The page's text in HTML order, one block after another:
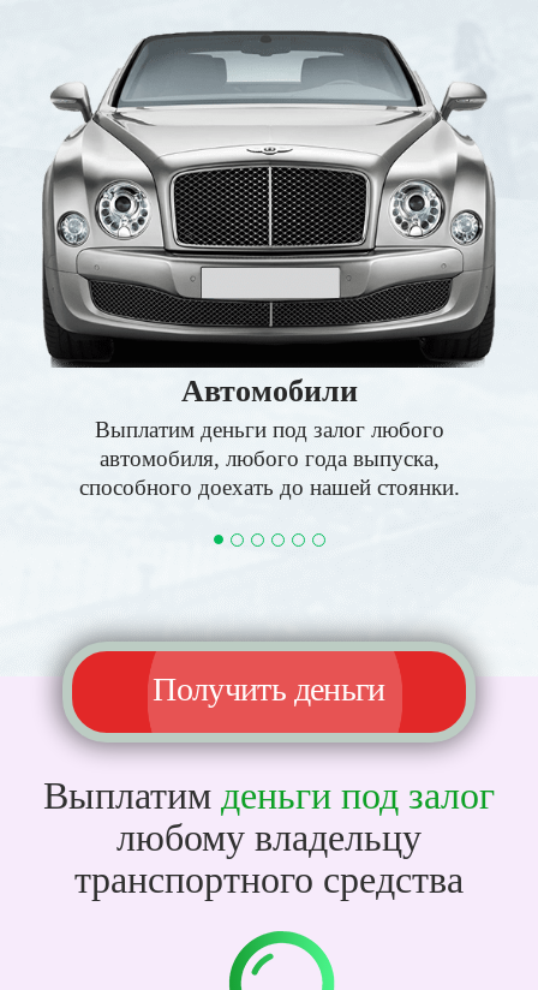
Автомобили
Выплатим деньги под залог любого
автомобиля, любого года выпуска,
способного доехать до нашей стоянки.
Получить деньги
Выплатим деньги под залог
любому владельцу
транспортного средства